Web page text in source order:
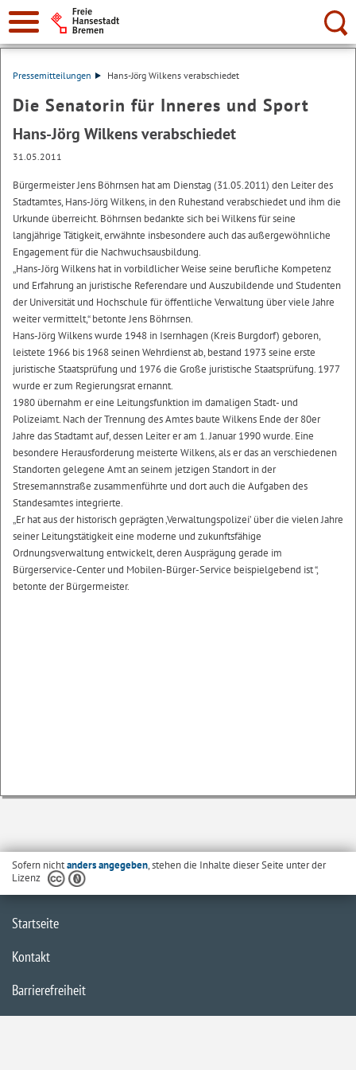
Suche:
Pressemitteilungen Hans-Jörg Wilkens verabschiedet
Die Senatorin für Inneres und Sport
Hans-Jörg Wilkens verabschiedet
31.05.2011
Bürgermeister Jens Böhrnsen hat am Dienstag (31.05.2011) den Leiter des
Stadtamtes, Hans-Jörg Wilkens, in den Ruhestand verabschiedet und ihm die
Urkunde überreicht. Böhrnsen bedankte sich bei Wilkens für seine
langjährige Tätigkeit, erwähnte insbesondere auch das außergewöhnliche
Engagement für die Nachwuchsausbildung.
„Hans-Jörg Wilkens hat in vorbildlicher Weise seine berufliche Kompetenz
und Erfahrung an juristische Referendare und Auszubildende und Studenten
der Universität und Hochschule für öffentliche Verwaltung über viele Jahre
weiter vermittelt,“ betonte Jens Böhrnsen.
Hans-Jörg Wilkens wurde 1948 in Isernhagen (Kreis Burgdorf) geboren,
leistete 1966 bis 1968 seinen Wehrdienst ab, bestand 1973 seine erste
juristische Staatsprüfung und 1976 die Große juristische Staatsprüfung. 1977
wurde er zum Regierungsrat ernannt.
1980 übernahm er eine Leitungsfunktion im damaligen Stadt- und
Polizeiamt. Nach der Trennung des Amtes baute Wilkens Ende der 80er
Jahre das Stadtamt auf, dessen Leiter er am 1. Januar 1990 wurde. Eine
besondere Herausforderung meisterte Wilkens, als er das an verschiedenen
Standorten gelegene Amt an seinem jetzigen Standort in der
Stresemannstraße zusammenführte und dort auch die Aufgaben des
Standesamtes integrierte.
„Er hat aus der historisch geprägten ‚Verwaltungspolizei’ über die vielen Jahre
seiner Leitungstätigkeit eine moderne und zukunftsfähige
Ordnungsverwaltung entwickelt, deren Ausprägung gerade im
Bürgerservice-Center und Mobilen-Bürger-Service beispielgebend ist “,
betonte der Bürgermeister.
Sofern nichtanders angegeben, stehen die Inhalte dieser Seite unter der
Lizenz
Startseite
Kontakt
Barrierefreiheit